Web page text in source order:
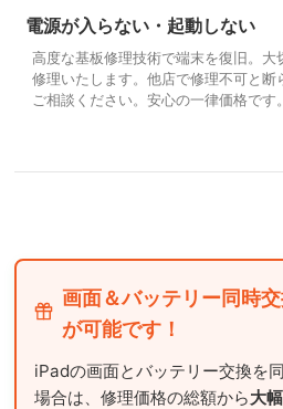
電源が入らない・起動しない
高度な基板修理技術で端末を復旧。大
修理いたします。他店で修理不可と
ご相談ください。安心の一律価格です。
画面＆バッテリー同時
が可能です！
iPadの画面とバッテリー交換を
場合は、修理価格の総額から大